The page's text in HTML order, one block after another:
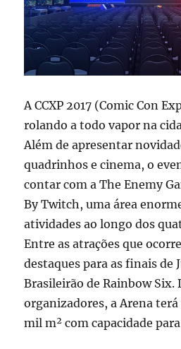
A CCXP 2017 (Comic Con
rolando a todo vapor na
Além de apresentar
quadrinhos e cinema, o
contar com a The Enemy
By Twitch, uma área
atividades ao longo dos
Entre as atrações que
destaques para as finais de
Brasileirão de Rainbow Six.
organizadores, a Arena
mil m² com capacidade